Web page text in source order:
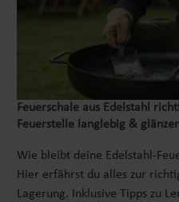
Feuerschale aus Edelstahl
Feuerstelle langlebig &
Wie bleibt deine Edelstahl-
Hier erfährst du alles zur
Lagerung. Inklusive Tipps zu